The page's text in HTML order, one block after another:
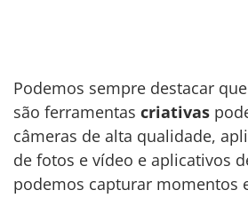
Podemos sempre destacar
são ferramentas criativas
câmeras de alta qualidade,
de fotos e vídeo e aplicativos
podemos capturar momentos